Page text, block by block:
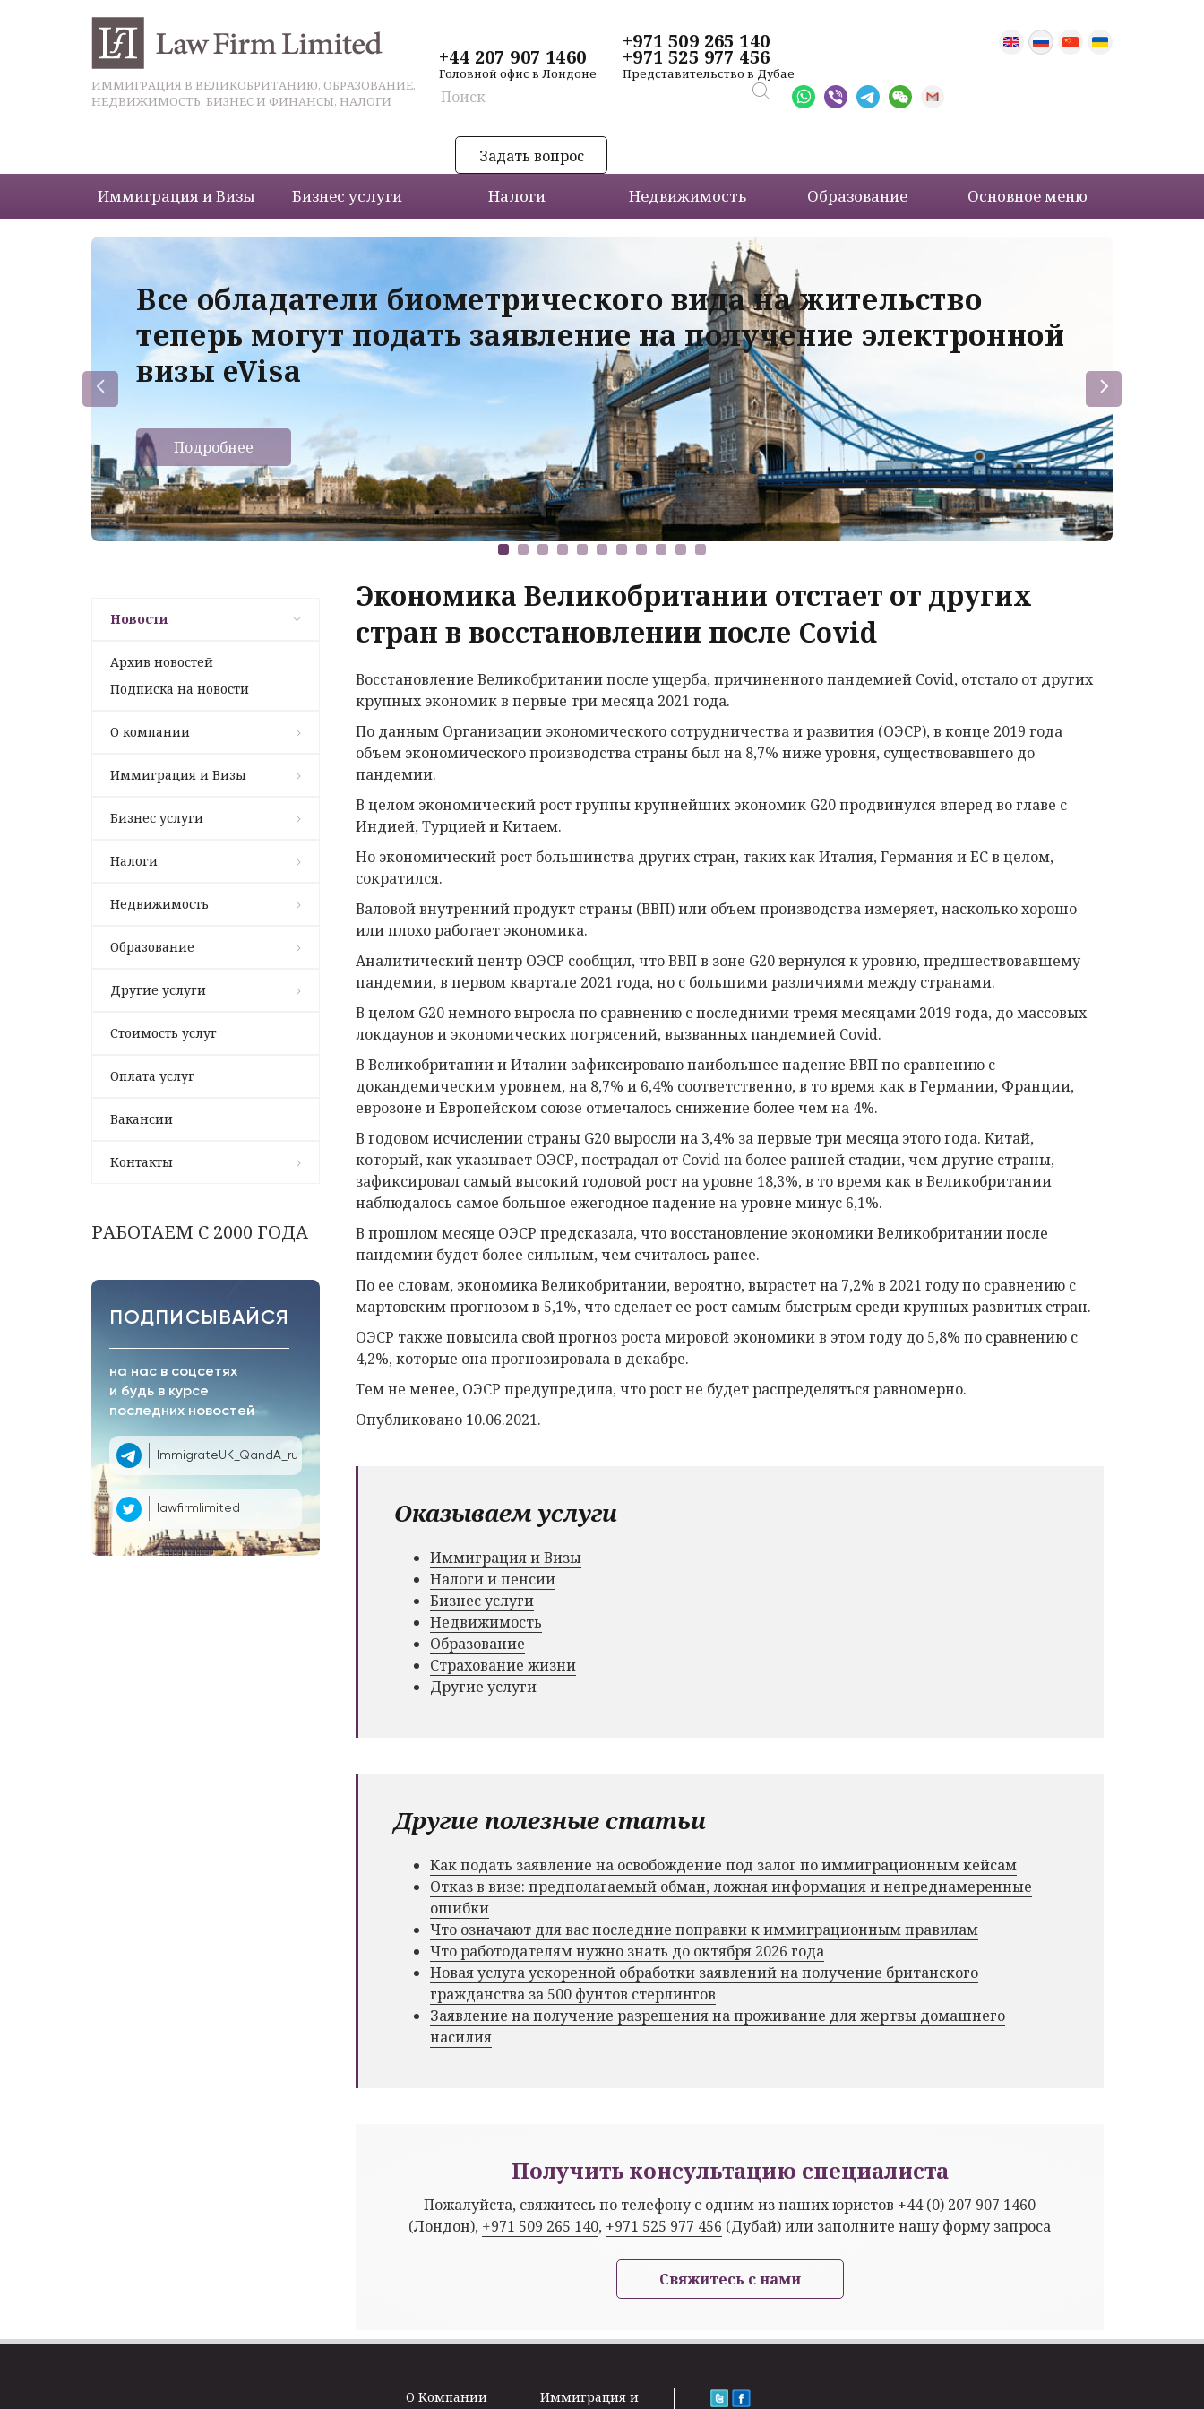
ИММИГРАЦИЯ В ВЕЛИКОБРИТАНИЮ, ОБРАЗОВАНИЕ,
НЕДВИЖИМОСТЬ, БИЗНЕС И ФИНАНСЫ, НАЛОГИ
+44 207 907 1460
Головной офис в Лондоне
+971 509 265 140
+971 525 977 456
Представительство в Дубае
Задать вопрос
Иммиграция и Визы Бизнес услуги Налоги Недвижимость Образование Основное меню
Все обладатели биометрического вида на жительство
теперь могут подать заявление на получение электронной
визы eVisa
Подробнее
Новости
Архив новостей
Подписка на новости
О компании
Иммиграция и Визы
Бизнес услуги
Налоги
Недвижимость
Образование
Другие услуги
Стоимость услуг
Оплата услуг
Вакансии
Контакты
РАБОТАЕМ С 2000 ГОДА
ПОДПИСЫВАЙСЯ
на нас в соцсетях
и будь в курсе
последних новостей
ImmigrateUK_QandA_ru
lawfirmlimited
Экономика Великобритании отстает от других
стран в восстановлении после Covid
Восстановление Великобритании после ущерба, причиненного пандемией Covid, отстало от других
крупных экономик в первые три месяца 2021 года.
По данным Организации экономического сотрудничества и развития (ОЭСР), в конце 2019 года
объем экономического производства страны был на 8,7% ниже уровня, существовавшего до
пандемии.
В целом экономический рост группы крупнейших экономик G20 продвинулся вперед во главе с
Индией, Турцией и Китаем.
Но экономический рост большинства других стран, таких как Италия, Германия и ЕС в целом,
сократился.
Валовой внутренний продукт страны (ВВП) или объем производства измеряет, насколько хорошо
или плохо работает экономика.
Аналитический центр ОЭСР сообщил, что ВВП в зоне G20 вернулся к уровню, предшествовавшему
пандемии, в первом квартале 2021 года, но с большими различиями между странами.
В целом G20 немного выросла по сравнению с последними тремя месяцами 2019 года, до массовых
локдаунов и экономических потрясений, вызванных пандемией Covid.
В Великобритании и Италии зафиксировано наибольшее падение ВВП по сравнению с
докандемическим уровнем, на 8,7% и 6,4% соответственно, в то время как в Германии, Франции,
еврозоне и Европейском союзе отмечалось снижение более чем на 4%.
В годовом исчислении страны G20 выросли на 3,4% за первые три месяца этого года. Китай,
который, как указывает ОЭСР, пострадал от Covid на более ранней стадии, чем другие страны,
зафиксировал самый высокий годовой рост на уровне 18,3%, в то время как в Великобритании
наблюдалось самое большое ежегодное падение на уровне минус 6,1%.
В прошлом месяце ОЭСР предсказала, что восстановление экономики Великобритании после
пандемии будет более сильным, чем считалось ранее.
По ее словам, экономика Великобритании, вероятно, вырастет на 7,2% в 2021 году по сравнению с
мартовским прогнозом в 5,1%, что сделает ее рост самым быстрым среди крупных развитых стран.
ОЭСР также повысила свой прогноз роста мировой экономики в этом году до 5,8% по сравнению с
4,2%, которые она прогнозировала в декабре.
Тем не менее, ОЭСР предупредила, что рост не будет распределяться равномерно.
Опубликовано 10.06.2021.
Оказываем услуги
Иммиграция и Визы
Налоги и пенсии
Бизнес услуги
Недвижимость
Образование
Страхование жизни
Другие услуги
Другие полезные статьи
Как подать заявление на освобождение под залог по иммиграционным кейсам
Отказ в визе: предполагаемый обман, ложная информация и непреднамеренные
ошибки
Что означают для вас последние поправки к иммиграционным правилам
Что работодателям нужно знать до октября 2026 года
Новая услуга ускоренной обработки заявлений на получение британского
гражданства за 500 фунтов стерлингов
Заявление на получение разрешения на проживание для жертвы домашнего
насилия
Получить консультацию специалиста
Пожалуйста, свяжитесь по телефону с одним из наших юристов +44 (0) 207 907 1460
(Лондон), +971 509 265 140, +971 525 977 456 (Дубай) или заполните нашу форму запроса
Свяжитесь с нами
O Kомпании
Иммиграция и